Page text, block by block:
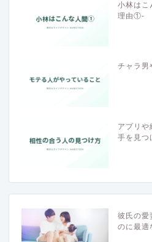
小林はこ
理由①-
チャラ男
アプリや
手を見つ
彼氏の愛
のに最適